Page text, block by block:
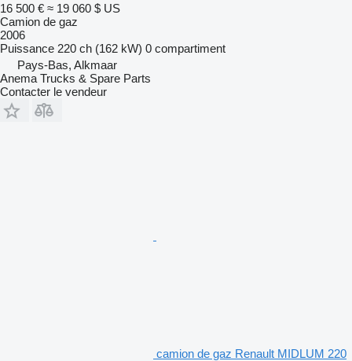
16 500 € ≈ 19 060 $ US
Camion de gaz
2006
Puissance 220 ch (162 kW) 0 compartiment
Pays-Bas, Alkmaar
Anema Trucks & Spare Parts
Contacter le vendeur
camion de gaz Renault MIDLUM 220